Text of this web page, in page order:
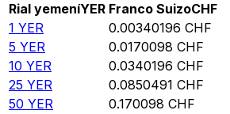
Rial yemeníYER Franco SuizoCHF
1 YER 0.00340196 CHF
5 YER 0.0170098 CHF
10 YER 0.0340196 CHF
25 YER 0.0850491 CHF
50 YER 0.170098 CHF